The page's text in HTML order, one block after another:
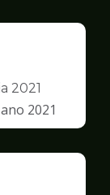
2021
2021